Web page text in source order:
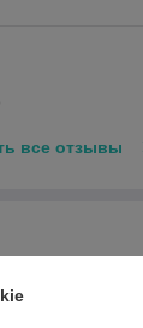
все отзывы